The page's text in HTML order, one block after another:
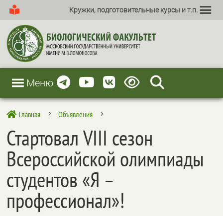
Кружки, подготовительные курсы и т.п.
Меню
 Главная 5 Объявления 5
Стартовал VIII сезон
Всероссийской олимпиады
студентов «Я –
профессионал»!